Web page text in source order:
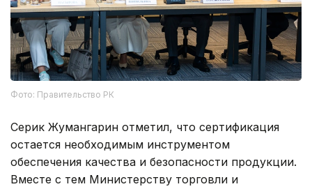
Фото: Правительство РК
Серик Жумангарин отметил, что сертификация
остается необходимым инструментом
обеспечения качества и безопасности продукции.
Вместе с тем Министерству торговли и